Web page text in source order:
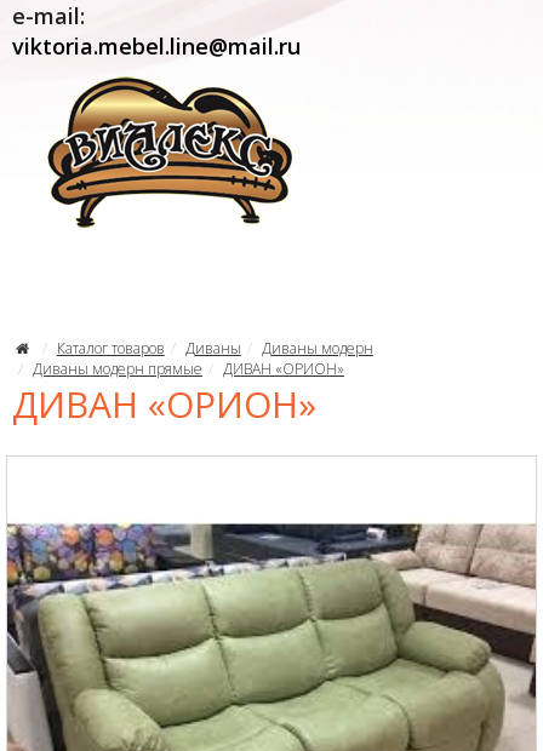
e-mail:
viktoria.mebel.line@mail.ru
Каталог товаров Диваны
Диваны модерн
Диваны модерн прямые
ДИВАН «ОРИОН»
ДИВАН «ОРИОН»